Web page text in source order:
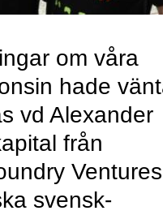
om våra
hade
vd Alexander
från
Ventures
svensk-